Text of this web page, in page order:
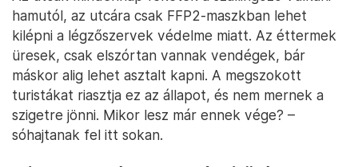
hamutól, az utcára csak FFP2-maszkban lehet
kilépni a légzőszervek védelme miatt. Az éttermek
üresek, csak elszórtan vannak vendégek, bár
máskor alig lehet asztalt kapni. A megszokott
turistákat riasztja ez az állapot, és nem mernek a
szigetre jönni. Mikor lesz már ennek vége? –
sóhajtanak fel itt sokan.